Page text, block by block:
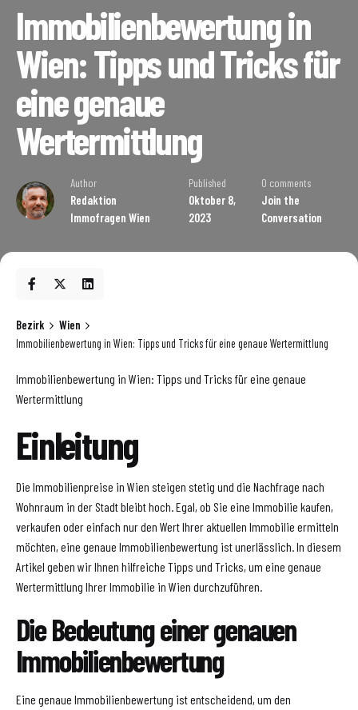
Immobilienbewertung in
Wien: Tipps und Tricks für
eine genaue
Wertermittlung
Author
Redaktion
Immofragen Wien
Published
Oktober 8,
2023
0 comments
Join the
Conversation
Bezirk
Wien
Immobilienbewertung in Wien: Tipps und Tricks für eine genaue Wertermittlung
Immobilienbewertung in Wien: Tipps und Tricks für eine genaue
Wertermittlung
Einleitung
Die Immobilienpreise in Wien steigen stetig und die Nachfrage nach
Wohnraum in der Stadt bleibt hoch. Egal, ob Sie eine Immobilie kaufen,
verkaufen oder einfach nur den Wert Ihrer aktuellen Immobilie ermitteln
möchten, eine genaue Immobilienbewertung ist unerlässlich. In diesem
Artikel geben wir Ihnen hilfreiche Tipps und Tricks, um eine genaue
Wertermittlung Ihrer Immobilie in Wien durchzuführen.
Die Bedeutung einer genauen
Immobilienbewertung
Eine genaue Immobilienbewertung ist entscheidend, um den